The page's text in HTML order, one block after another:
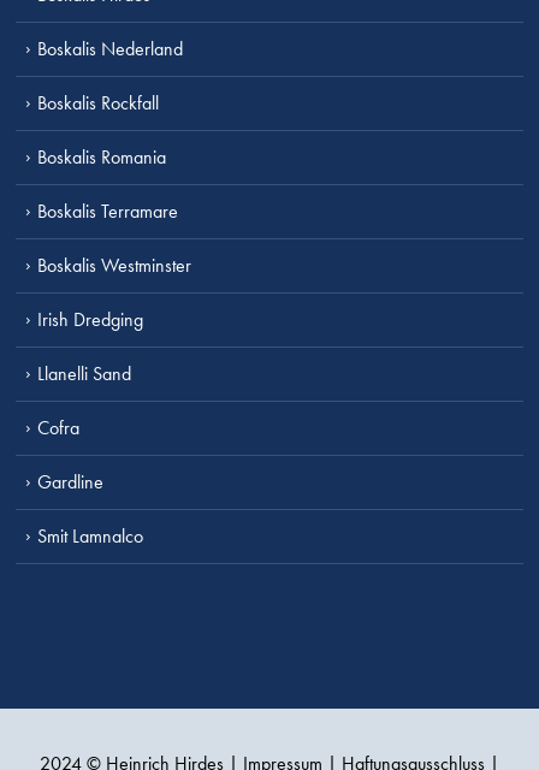
Boskalis Nederland
Boskalis Rockfall
Boskalis Romania
Boskalis Terramare
Boskalis Westminster
Irish Dredging
Llanelli Sand
Cofra
Gardline
Smit Lamnalco
2024 © Heinrich Hirdes | Impressum | Haftungsausschluss |